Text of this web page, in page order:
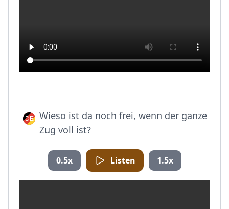
Wieso ist da noch frei, wenn der ganze
Zug voll ist?
0.5x Listen 1.5x